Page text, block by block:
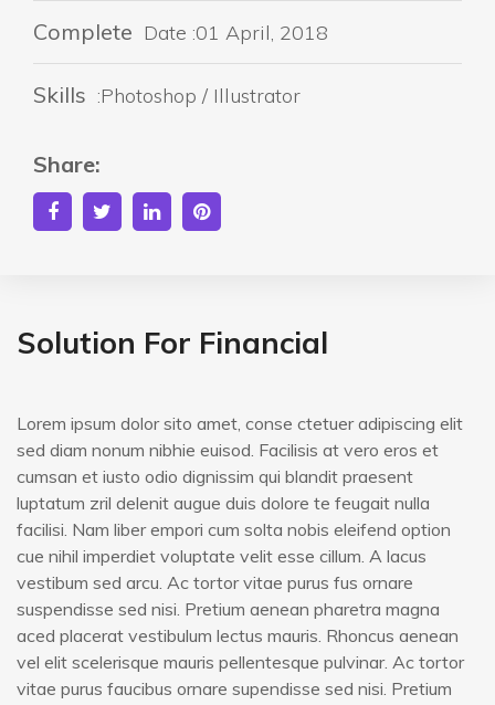
Complete Date :01 April, 2018
Skills :Photoshop / Illustrator
Share:
Solution For Financial
Lorem ipsum dolor sito amet, conse ctetuer adipiscing elit
sed diam nonum nibhie euisod. Facilisis at vero eros et
cumsan et iusto odio dignissim qui blandit praesent
luptatum zril delenit augue duis dolore te feugait nulla
facilisi. Nam liber empori cum solta nobis eleifend option
cue nihil imperdiet voluptate velit esse cillum. A lacus
vestibum sed arcu. Ac tortor vitae purus fus ornare
suspendisse sed nisi. Pretium aenean pharetra magna
aced placerat vestibulum lectus mauris. Rhoncus aenean
vel elit scelerisque mauris pellentesque pulvinar. Ac tortor
vitae purus faucibus ornare supendisse sed nisi. Pretium